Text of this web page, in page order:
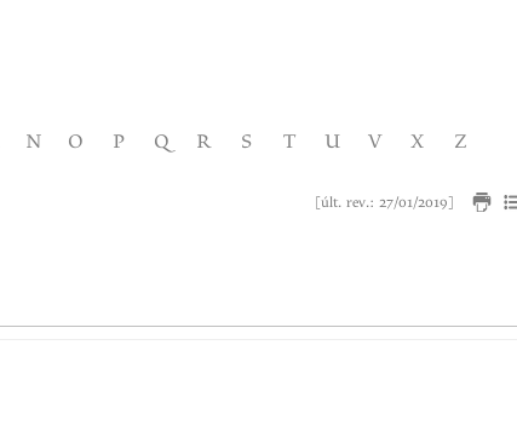
N O P Q R S T U V X Z
[últ. rev.: 27/01/2019]